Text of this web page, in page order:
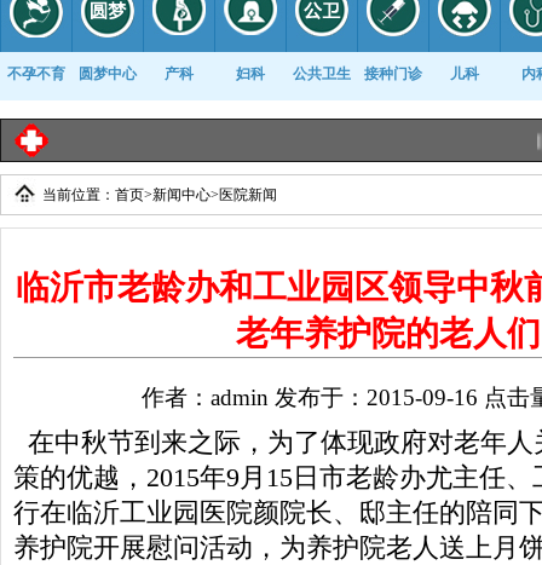
不孕不育 圆梦中心 产科 妇科 公共卫生 接种门诊 儿科 内
康复科
临沂
当前位置： 首页>新闻中心> 医院新闻
临沂市老龄办和工业园区领导中秋
老年养护院的老人们
作者：admin 发布于：2015-09-16 点击
在中秋节到来之际，为了体现政府对老年
策的优越，2015年9月15日市老龄办尤主任
行在临沂工业园医院颜院长、邸主任的陪同
养护院开展慰问活动，为养护院老人送上月